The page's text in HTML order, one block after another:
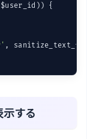
{
,
する